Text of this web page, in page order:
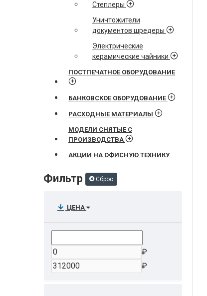
Степлеры
Уничтожители
документов шредеры
Электрические
керамические чайники
ПОСТПЕЧАТНОЕ ОБОРУДОВАНИЕ
БАНКОВСКОЕ ОБОРУДОВАНИЕ
РАСХОДНЫЕ МАТЕРИАЛЫ
МОДЕЛИ СНЯТЫЕ С
ПРОИЗВОДСТВА
АКЦИИ НА ОФИСНУЮ ТЕХНИКУ
Фильтр Сброс
ЦЕНА
₽
₽